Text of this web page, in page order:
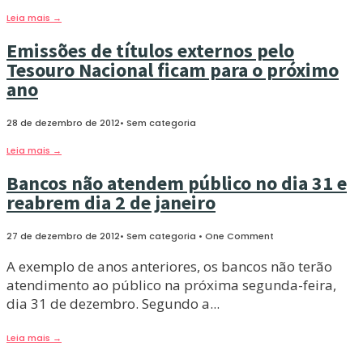
Leia mais →
Emissões de títulos externos pelo
Tesouro Nacional ficam para o próximo
ano
28 de dezembro de 2012• Sem categoria
Leia mais →
Bancos não atendem público no dia 31 e
reabrem dia 2 de janeiro
27 de dezembro de 2012• Sem categoria • One Comment
A exemplo de anos anteriores, os bancos não terão
atendimento ao público na próxima segunda-feira,
dia 31 de dezembro. Segundo a...
Leia mais →